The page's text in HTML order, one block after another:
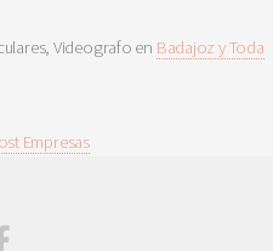
Videografo en Badajoz y Toda
Empresas